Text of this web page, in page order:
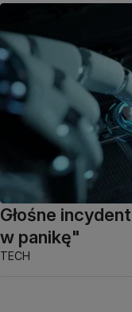
Głośne
w panikę"
TECH